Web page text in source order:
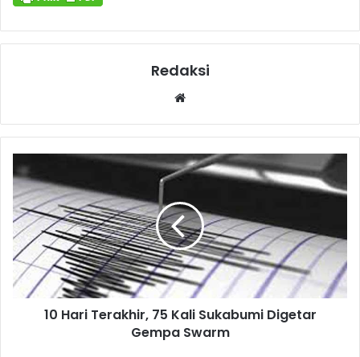
Redaksi
10 Hari Terakhir, 75 Kali Sukabumi Digetar
Gempa Swarm